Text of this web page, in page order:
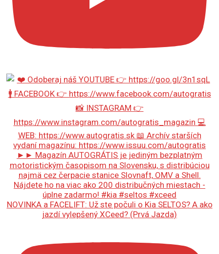
NOVINKA a FACELIFT: Už ste počuli o Kia SELTOS? A ako
jazdí vylepšený XCeed? (Prvá Jazda)